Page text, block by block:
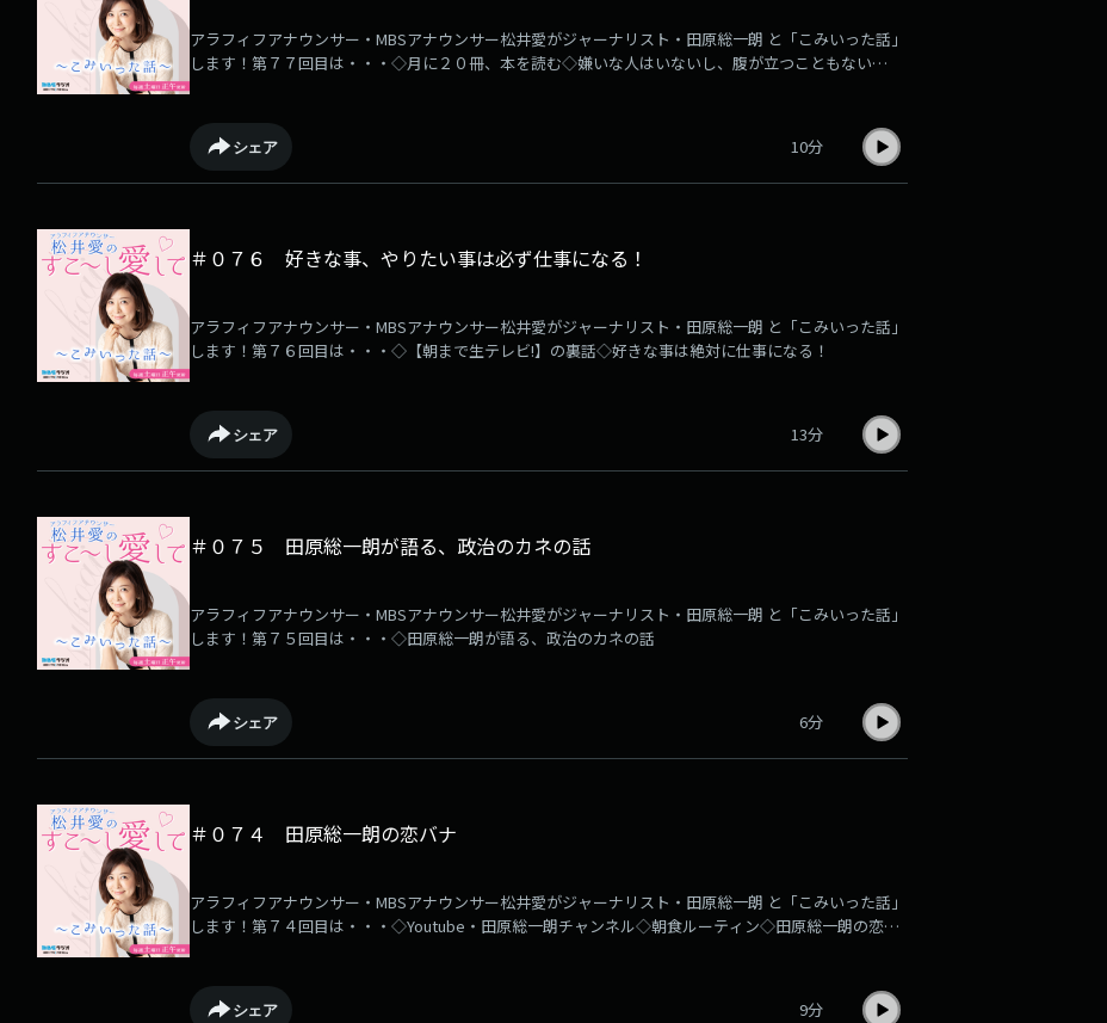
アラフィフアナウンサー・MBSアナウンサー松井愛がジャーナリスト・田原総一朗 と「こみいった話」
します！第７７回目は・・・◇月に２０冊、本を読む◇嫌いな人はいないし、腹が立つこともない
他・・・
シェア 10分
＃０７６ 好きな事、やりたい事は必ず仕事になる！
アラフィフアナウンサー・MBSアナウンサー松井愛がジャーナリスト・田原総一朗 と「こみいった話」
します！第７６回目は・・・◇【朝まで生テレビ!】の裏話◇好きな事は絶対に仕事になる！
シェア 13分
＃０７５ 田原総一朗が語る、政治のカネの話
アラフィフアナウンサー・MBSアナウンサー松井愛がジャーナリスト・田原総一朗 と「こみいった話」
します！第７５回目は・・・◇田原総一朗が語る、政治のカネの話
シェア 6分
＃０７４ 田原総一朗の恋バナ
アラフィフアナウンサー・MBSアナウンサー松井愛がジャーナリスト・田原総一朗 と「こみいった話」
します！第７４回目は・・・◇Youtube・田原総一朗チャンネル◇朝食ルーティン◇田原総一朗の恋バ
ナ他・・・
シェア 9分